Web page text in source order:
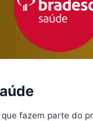
fazem parte do